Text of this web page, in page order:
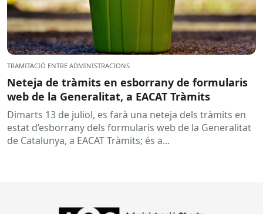
TRAMITACIÓ ENTRE ADMINISTRACIONS
Neteja de tràmits en esborrany de formularis
web de la Generalitat, a EACAT Tràmits
Dimarts 13 de juliol, es farà una neteja dels tràmits en
estat d’esborrany dels formularis web de la Generalitat
de Catalunya, a EACAT Tràmits; és a...